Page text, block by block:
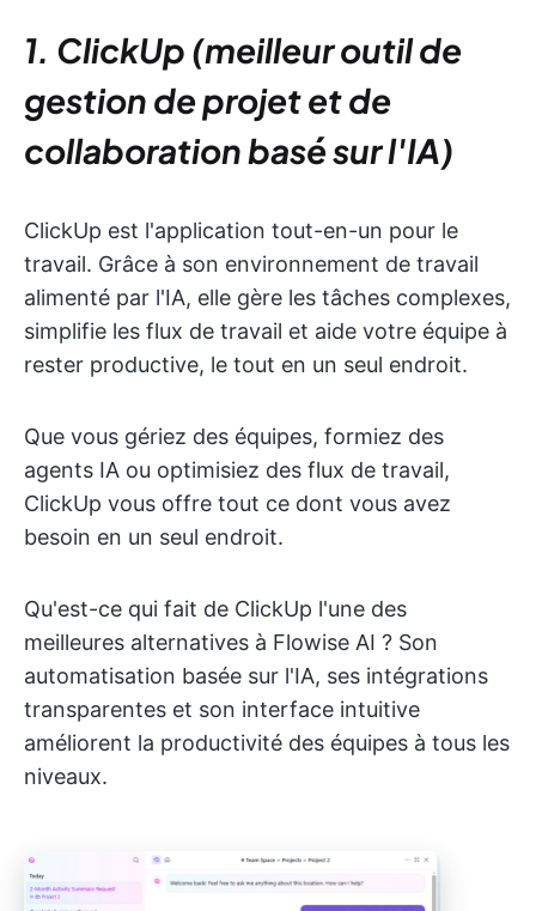
1. ClickUp (meilleur outil de
gestion de projet et de
collaboration basé sur l'IA)
ClickUp est l'application tout-en-un pour le
travail. Grâce à son environnement de travail
alimenté par l'IA, elle gère les tâches complexes,
simplifie les flux de travail et aide votre équipe à
rester productive, le tout en un seul endroit.
Que vous gériez des équipes, formiez des
agents IA ou optimisiez des flux de travail,
ClickUp vous offre tout ce dont vous avez
besoin en un seul endroit.
Qu'est-ce qui fait de ClickUp l'une des
meilleures alternatives à Flowise AI ? Son
automatisation basée sur l'IA, ses intégrations
transparentes et son interface intuitive
améliorent la productivité des équipes à tous les
niveaux.